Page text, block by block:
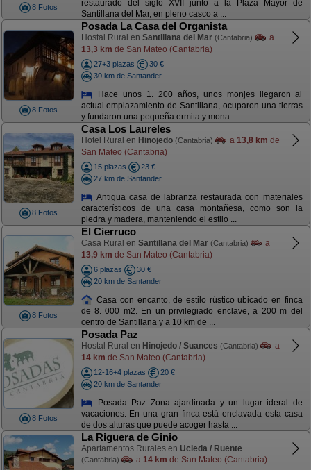
8 Fotos
restaurado del siglo XVII junto a la Plaza Mayor de
Santillana del Mar, en pleno casco a ...
8 Fotos
Posada La Casa del Organista
Hostal Rural en Santillana del Mar (Cantabria)
a
13,3 km de San Mateo (Cantabria)
27+3 plazas
30 €
30 km de Santander
Hace unos 1. 200 años, unos monjes llegaron al
actual emplazamiento de Santillana, ocuparon una tierras
y fundaron una pequeña ermita y mona ...
8 Fotos
Casa Los Laureles
Hotel Rural en Hinojedo (Cantabria) a 13,8 km de
San Mateo (Cantabria)
15 plazas
23 €
27 km de Santander
Antigua casa de labranza restaurada con materiales
característicos de una casa montañesa, como son la
piedra y madera, manteniendo el estilo ...
8 Fotos
El Cierruco
Casa Rural en Santillana del Mar (Cantabria)
a
13,9 km de San Mateo (Cantabria)
6 plazas
30 €
20 km de Santander
Casa con encanto, de estilo rústico ubicado en finca
de 8. 000 m2. En un privilegiado enclave, a 200 m del
centro de Santillana y a 10 km de ...
8 Fotos
Posada Paz
Hostal Rural en Hinojedo / Suances (Cantabria)
a
14 km de San Mateo (Cantabria)
12-16+4 plazas
20 €
20 km de Santander
Posada Paz Zona ajardinada y un lugar ideral de
vacaciones. En una gran finca está enclavada esta casa
de dos alturas que puede acoger hasta ...
La Riguera de Ginio
Apartamentos Rurales en Ucieda / Ruente
(Cantabria) a 14 km de San Mateo (Cantabria)